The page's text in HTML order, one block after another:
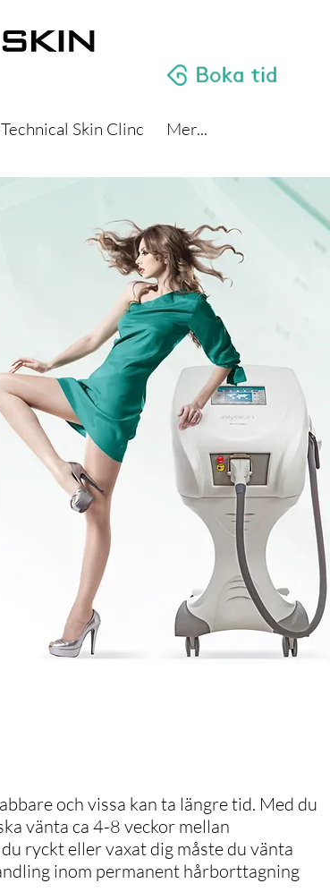
och vissa kan ta längre tid. Med du
vänta ca 4-8 veckor mellan
ryckt eller vaxat dig måste du vänta
inom permanent hårborttagning
Skin Clinc Mer...